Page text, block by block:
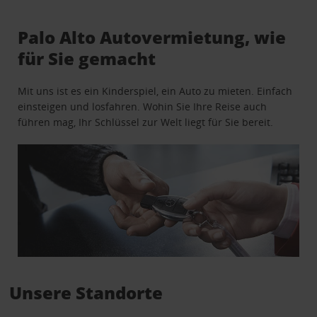
Palo Alto Autovermietung, wie
für Sie gemacht
Mit uns ist es ein Kinderspiel, ein Auto zu mieten. Einfach
einsteigen und losfahren. Wohin Sie Ihre Reise auch
führen mag, Ihr Schlüssel zur Welt liegt für Sie bereit.
Unsere Standorte